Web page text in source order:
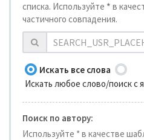
списка. Используйте * в
частичного совпадения.
Искать все слова
Искать любое слово/поиск с
Поиск по автору:
Используйте * в качестве